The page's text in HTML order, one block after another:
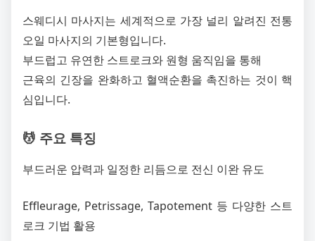
스웨디시 마사지는 세계적으로 가장 널리 알려진 전통
오일 마사지의 기본형입니다.
부드럽고 유연한 스트로크와 원형 움직임을 통해
근육의 긴장을 완화하고 혈액순환을 촉진하는 것이 핵
심입니다.
💆 주요 특징
부드러운 압력과 일정한 리듬으로 전신 이완 유도
Effleurage, Petrissage, Tapotement 등 다양한 스트
로크 기법 활용